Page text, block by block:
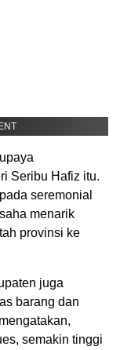
Seribu Hafiz itu.
seremonial
menarik
provinsi ke
juga
barang dan
semakin tinggi